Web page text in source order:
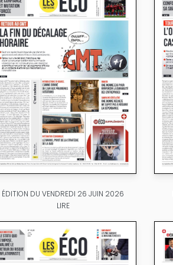
ÉDITION DU VENDREDI 26 JUIN 2026
LIRE